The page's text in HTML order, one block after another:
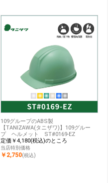
109グループのABS製
【TANIZAWA(タニザワ)】109グルー
プ ヘルメット ST#0169-EZ
定価￥4,180(税込)のところ
当店特別価格
￥2,750(税込)